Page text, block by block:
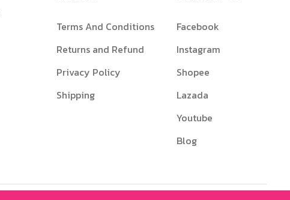
Terms And Conditions
Returns and Refund
Privacy Policy
Shipping
Facebook
Instagram
Shopee
Lazada
Youtube
Blog